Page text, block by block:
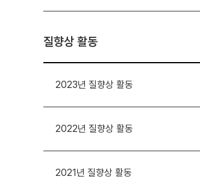
질향상 활동
2023년 질향상 활동
2022년 질향상 활동
2021년 질향상 활동